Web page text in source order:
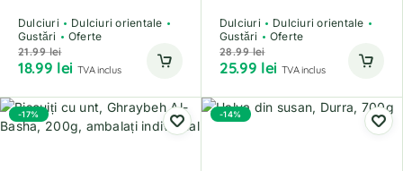
Dulciuri
Dulciuri orientale
Gustări
Oferte
21.99lei
18.99 lei TVA inclus
Dulciuri
Dulciuri orientale
Gustări
Oferte
28.99lei
25.99 lei TVA inclus
-17% -14%